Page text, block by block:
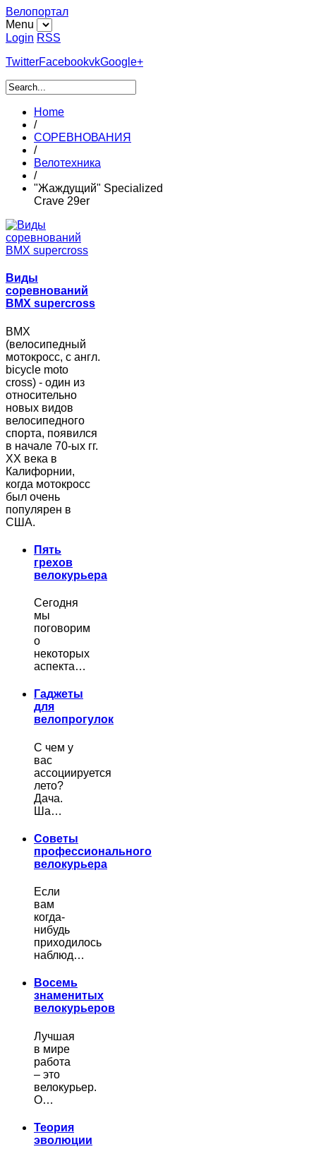
Велопортал
Menu
Login RSS
TwitterFacebookvkGoogle+
Home
/
СОРЕВНОВАНИЯ
/
Велотехника
/
"Жаждущий" Specialized
Crave 29er
Виды
соревнований
BMX supercross
BMX
(велосипедный
мотокросс, с англ.
bicycle moto
cross) - один из
относительно
новых видов
велосипедного
спорта, появился
в начале 70-ых гг.
ХХ века в
Калифорнии,
когда мотокросс
был очень
популярен в
США.
Пять
грехов
велокурьера
Сегодня
мы
поговорим
о
некоторых
аспекта…
Гаджеты
для
велопрогулок
С чем у
вас
ассоциируется
лето?
Дача.
Ша…
Советы
профессионального
велокурьера
Если
вам
когда-
нибудь
приходилось
наблюд…
Восемь
знаменитых
велокурьеров
Лучшая
в мире
работа
– это
велокурьер.
О…
Теория
эволюции